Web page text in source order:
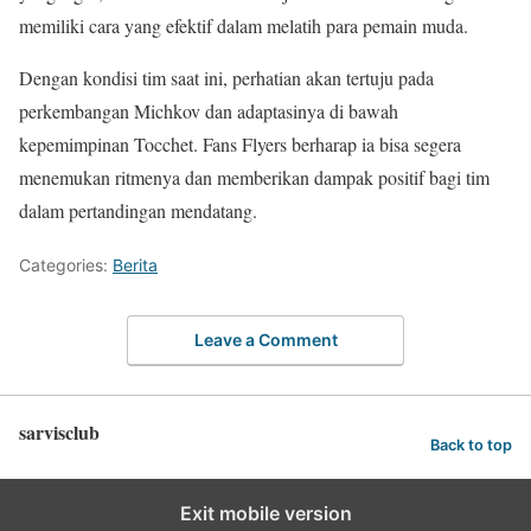
memiliki cara yang efektif dalam melatih para pemain muda.
Dengan kondisi tim saat ini, perhatian akan tertuju pada
perkembangan Michkov dan adaptasinya di bawah
kepemimpinan Tocchet. Fans Flyers berharap ia bisa segera
menemukan ritmenya dan memberikan dampak positif bagi tim
dalam pertandingan mendatang.
Categories: Berita
Leave a Comment
sarvisclub Back to top
Exit mobile version